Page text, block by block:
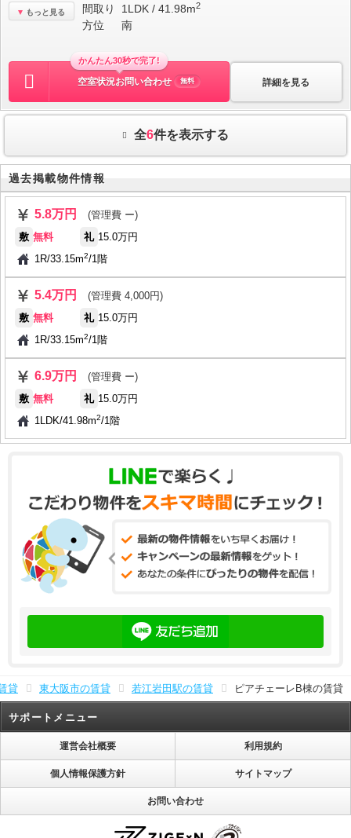
もっと見る
間取り
1LDK / 41.98m2
方位 南
詳細を見る
かんたん30秒で完了!
空室状況お問い合わせ 無料
全6件を表示する
過去掲載物件情報
5.8万円
(管理費 ー)
敷 無料 礼 15.0万円
1R/33.15m2/1階
5.4万円
(管理費 4,000円)
敷 無料 礼 15.0万円
1R/33.15m2/1階
6.9万円
(管理費 ー)
敷 無料 礼 15.0万円
1LDK/41.98m2/1階
貸 東大阪市の賃貸 若江岩田駅の賃貸 ピアチェーレB棟の賃貸
サポートメニュー
運営会社概要 利用規約
個人情報保護方針 サイトマップ
お問い合わせ